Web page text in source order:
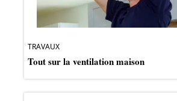
TRAVAUX
Tout sur la ventilation maison